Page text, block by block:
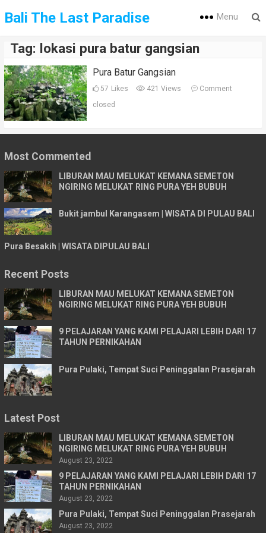
Bali The Last Paradise Menu
Tag: lokasi pura batur gangsian
Pura Batur Gangsian
57 Likes 421 Views
Comment
closed
Most Commented
LIBURAN MAU MELUKAT KEMANA SEMETON
NGIRING MELUKAT RING PURA YEH BUBUH
Bukit jambul Karangasem | WISATA DI PULAU BALI
Pura Besakih | WISATA DIPULAU BALI
Recent Posts
LIBURAN MAU MELUKAT KEMANA SEMETON
NGIRING MELUKAT RING PURA YEH BUBUH
9 PELAJARAN YANG KAMI PELAJARI LEBIH DARI 17
TAHUN PERNIKAHAN
Pura Pulaki, Tempat Suci Peninggalan Prasejarah
Latest Post
LIBURAN MAU MELUKAT KEMANA SEMETON
NGIRING MELUKAT RING PURA YEH BUBUH
August 23, 2022
9 PELAJARAN YANG KAMI PELAJARI LEBIH DARI 17
TAHUN PERNIKAHAN
August 23, 2022
Pura Pulaki, Tempat Suci Peninggalan Prasejarah
August 23, 2022